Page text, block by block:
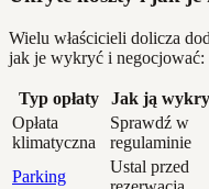
Wielu właścicieli dolicza
jak je wykryć i negocjować:
Typ opłaty Jak ją
Opłata
klimatyczna
Sprawdź w
regulaminie
Parking
Ustal przed